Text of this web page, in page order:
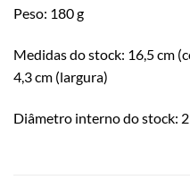
Peso: 180 g
Medidas do stock: 16,5 cm
4,3 cm (largura)
Diâmetro interno do stock: